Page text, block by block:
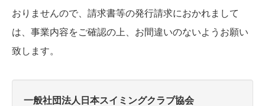
おりませんので、請求書等の発行請求におかれまして
は、事業内容をご確認の上、お間違いのないようお願い
致します。
一般社団法人日本スイミングクラブ協会